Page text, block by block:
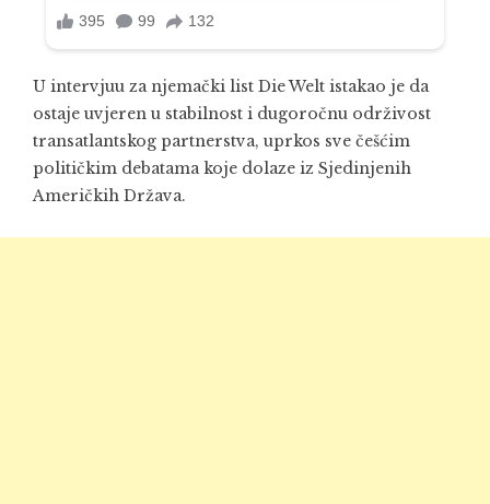
U intervjuu za njemački list Die Welt istakao je da
ostaje uvjeren u stabilnost i dugoročnu održivost
transatlantskog partnerstva, uprkos sve češćim
političkim debatama koje dolaze iz Sjedinjenih
Američkih Država.